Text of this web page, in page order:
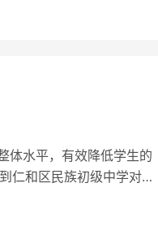
体水平，有效降低学生的
仁和区民族初级中学对七